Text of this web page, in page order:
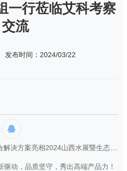
一行莅临艾科考察
交流
发布时间：2024/03/22
上一篇：艾科携智慧水务综合解决方案亮相2024山西水展暨生态与智慧水利科技博览会
动，品质坚守，秀出高端产品力！